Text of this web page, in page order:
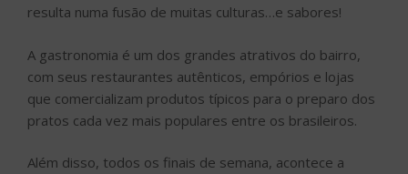
resulta numa fusão de muitas culturas…e sabores!
A gastronomia é um dos grandes atrativos do bairro,
com seus restaurantes autênticos, empórios e lojas
que comercializam produtos típicos para o preparo dos
pratos cada vez mais populares entre os brasileiros.
Além disso, todos os finais de semana, acontece a